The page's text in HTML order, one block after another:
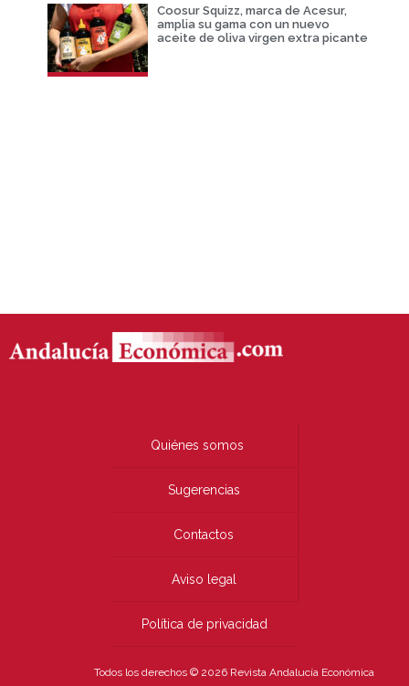
Coosur Squizz, marca de Acesur,
amplia su gama con un nuevo
aceite de oliva virgen extra picante
Quiénes somos
Sugerencias
Contactos
Aviso legal
Política de privacidad
Todos los derechos © 2026 Revista Andalucía Económica